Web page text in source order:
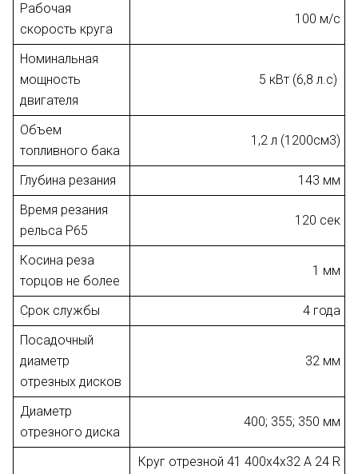
Рабочая
скорость круга
100 м/с
Номинальная
мощность
двигателя
5 кВт (6,8 л.с)
Объем
топливного бака
1,2 л (1200см3)
Глубина резания
143 мм
Время резания
рельса Р65
120 сек
Косина реза
торцов не более
1 мм
Срок службы
4 года
Посадочный
диаметр
отрезных дисков
32 мм
Диаметр
отрезного диска
400; 355; 350 мм
Круг отрезной 41 400х4х32 A 24 R